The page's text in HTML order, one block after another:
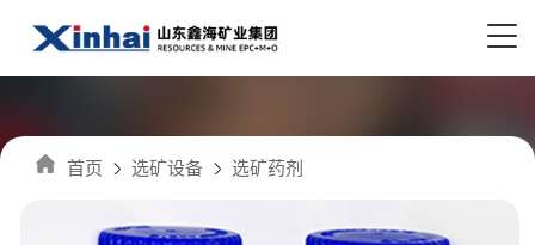
首页 选矿设备 选矿药剂